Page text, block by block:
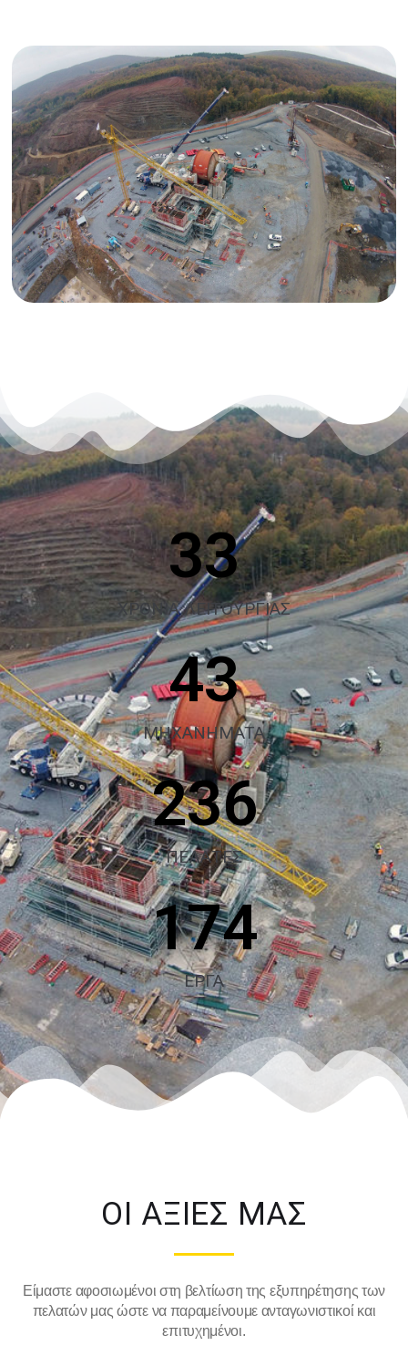
ΧΡΟΝΙΑ ΛΕΙΤΟΥΡΓΙΑΣ
33
MHXANHMATA
43
ΠΕΛΑΤΕΣ
236
ΕΡΓΑ
174
ΟΙ ΑΞΙΕΣ ΜΑΣ
Είμαστε αφοσιωμένοι στη βελτίωση της εξυπηρέτησης των
πελατών μας ώστε να παραμείνουμε ανταγωνιστικοί και
επιτυχημένοι.